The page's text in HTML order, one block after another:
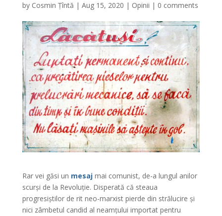
by Cosmin Țîntă | Aug 15, 2020 | Opinii | 0 comments
Rar vei găsi un mesaj mai comunist, de-a lungul anilor
scurși de la Revoluție. Disperată că steaua
progresiștilor de rit neo-marxist pierde din strălucire și
nici zâmbetul candid al neamțului importat pentru